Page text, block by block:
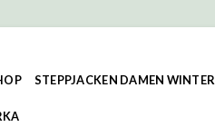
STEPPJACKEN DAMEN WINTER